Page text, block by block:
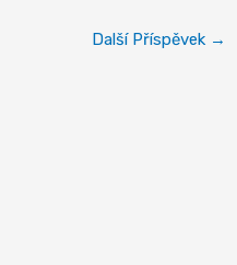
Další Příspěvek →